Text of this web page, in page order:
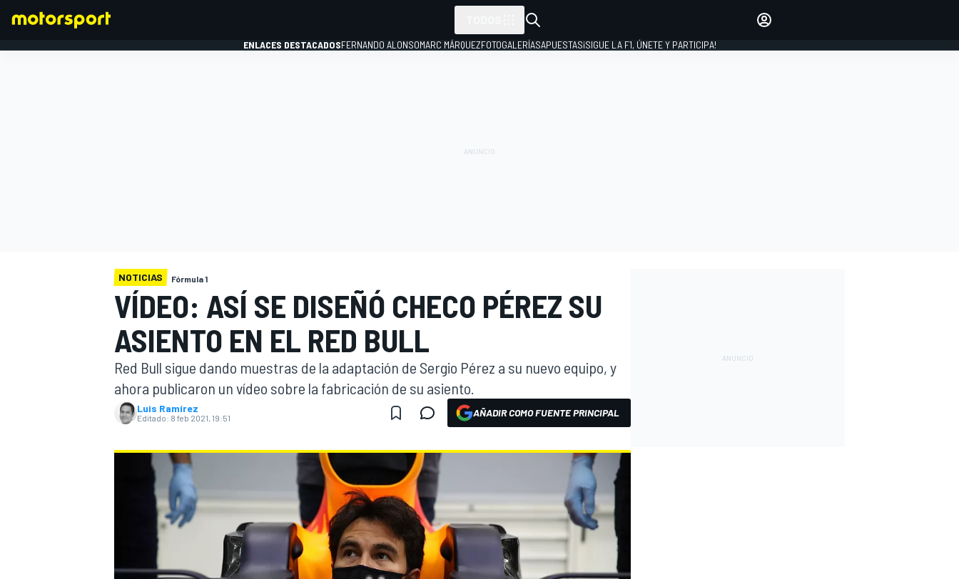
WEC FÓRMULA E
ENLACES DESTACADOSFERNANDO ALONSOMARC MÁRQUEZFOTOGALERÍASAPUESTAS¡SIGUE LA F1, ÚNETE Y PARTICIPA!
NOTICIAS Fórmula 1
VÍDEO: ASÍ SE DISEÑÓ CHECO PÉREZ SU
ASIENTO EN EL RED BULL
Red Bull sigue dando muestras de la adaptación de Sergio Pérez a su nuevo equipo, y
ahora publicaron un vídeo sobre la fabricación de su asiento.
Luis Ramírez
Editado: 8 feb 2021, 19:51 AÑADIR COMO FUENTE PRINCIPAL